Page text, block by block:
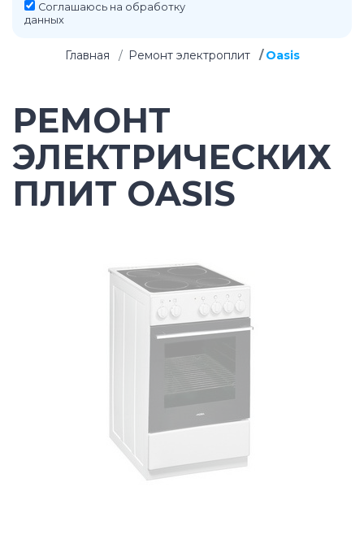
Соглашаюсь на обработку
данных
Главная Ремонт электроплит Oasis
РЕМОНТ
ЭЛЕКТРИЧЕСКИХ
ПЛИТ OASIS